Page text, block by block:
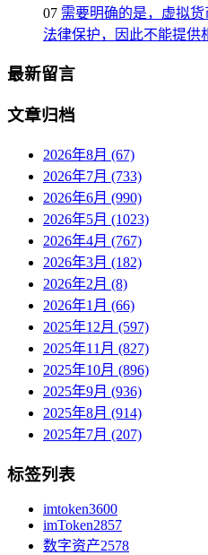
07 需要明确的是，虚拟
法律保护，因此不能提供
最新留言
文章归档
2026年8月 (67)
2026年7月 (733)
2026年6月 (990)
2026年5月 (1023)
2026年4月 (767)
2026年3月 (182)
2026年2月 (8)
2026年1月 (66)
2025年12月 (597)
2025年11月 (827)
2025年10月 (896)
2025年9月 (936)
2025年8月 (914)
2025年7月 (207)
标签列表
imtoken3600
imToken2857
数字资产2578